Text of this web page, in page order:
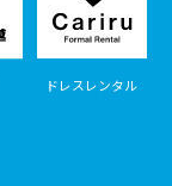
ドレスレンタル